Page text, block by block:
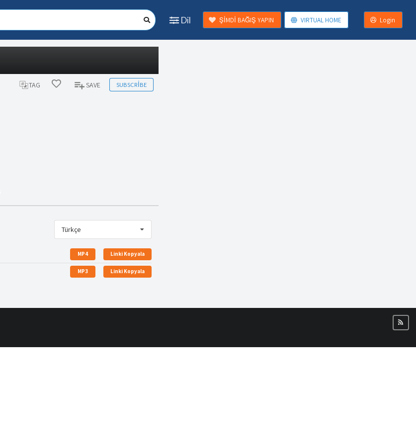
Dil ŞİMDİ BAĞIŞ YAPIN VIRTUAL HOME Login
TAG SAVE SUBSCRIBE
Türkçe
MP4 Linki Kopyala
MP3 Linki Kopyala